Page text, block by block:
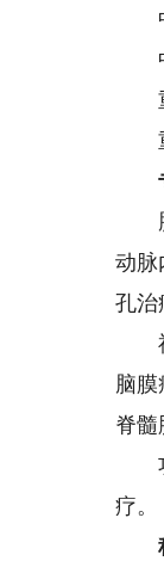
中
中
重
重
专
脑
动脉
孔治
神
脑膜
脊髓
功
疗。
科